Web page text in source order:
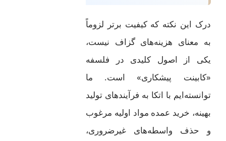
درک این نکته که کیفیت برتر لزوماً
به معنای هزینه‌های گزاف نیست،
یکی از اصول کلیدی در فلسفه
«کابینت پیشکاری» است. ما
توانسته‌ایم با اتکا به فرآیندهای تولید
بهینه، خرید عمده مواد اولیه مرغوب
و حذف واسطه‌های غیرضروری،